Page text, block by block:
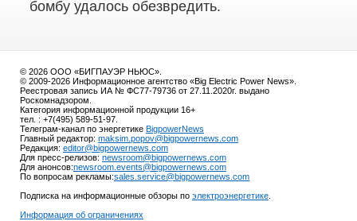
бомбу удалось обезвредить.
© 2026 ООО «БИГПАУЭР НЬЮС».
© 2009-2026 Информационное агентство «Big Electric Power News».
Реестровая запись ИА № ФС77-79736 от 27.11.2020г. выдано
Роскомнадзором.
Категория информационной продукции 16+
тел. : +7(495) 589-51-97.
Телеграм-канал по энергетике BigpowerNews
Главный редактор: maksim.popov@bigpowernews.com
Редакция: editor@bigpowernews.com
Для пресс-релизов: newsroom@bigpowernews.com
Для анонсов:newsroom.events@bigpowernews.com
По вопросам рекламы:sales.service@bigpowernews.com
Подписка на информационные обзоры по электроэнергетике
Информация об ограничениях